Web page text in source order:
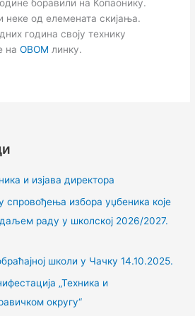
боравили на Копаонику.
од елемената скијања.
година своју технику
наОВОМ линку.
и изјава директора
избора уџбеника које
раду у школској 2026/2027.
школи у Чачку 14.10.2025.
„Техника и
округу“